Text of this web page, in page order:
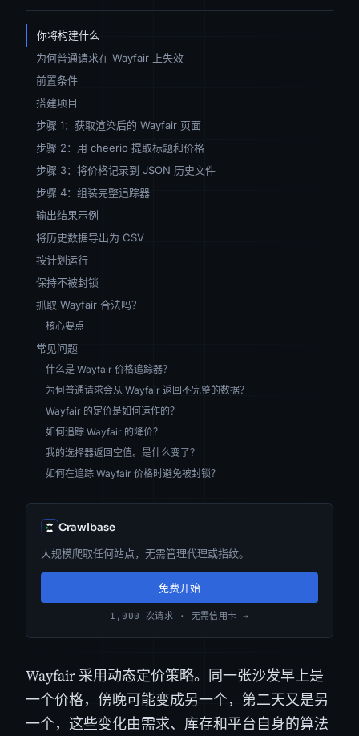
你将构建什么
为何普通请求在 Wayfair 上失效
前置条件
搭建项目
步骤 1：获取渲染后的 Wayfair 页面
步骤 2：用 cheerio 提取标题和价格
步骤 3：将价格记录到 JSON 历史文件
步骤 4：组装完整追踪器
输出结果示例
将历史数据导出为 CSV
按计划运行
保持不被封锁
抓取 Wayfair 合法吗？
核心要点
常见问题
什么是 Wayfair 价格追踪器？
为何普通请求会从 Wayfair 返回不完整的数据？
Wayfair 的定价是如何运作的？
如何追踪 Wayfair 的降价？
我的选择器返回空值。是什么变了？
如何在追踪 Wayfair 价格时避免被封锁？
Crawlbase
大规模爬取任何站点，无需管理代理或指纹。
免费开始
1,000 次请求 · 无需信用卡 →
Wayfair 采用动态定价策略。同一张沙发早上是
一个价格，傍晚可能变成另一个，第二天又是另
一个，这些变化由需求、库存和平台自身的算法